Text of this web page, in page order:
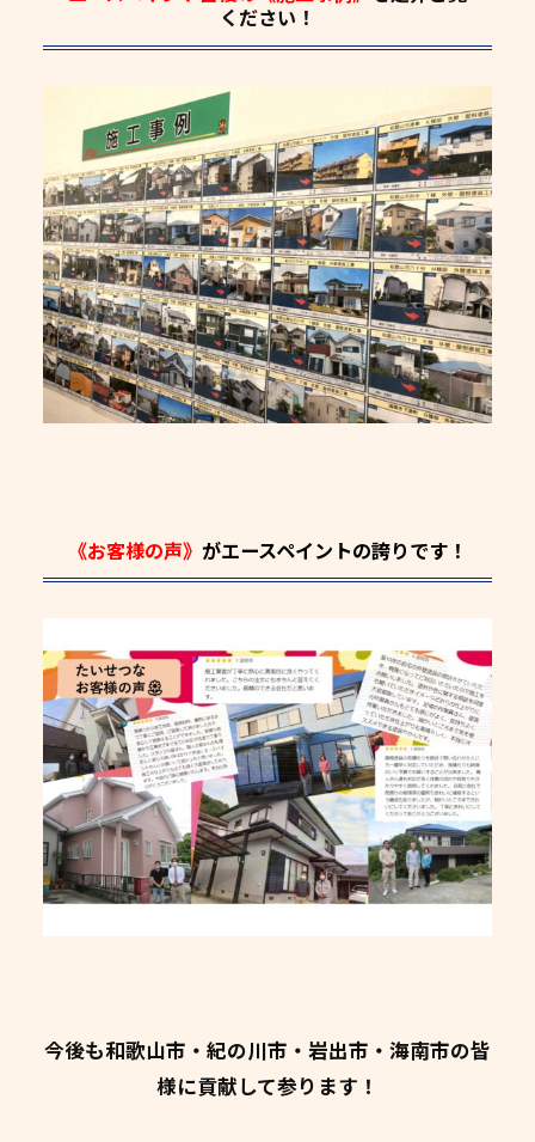
ください！
《お客様の声》 がエースペイントの誇りです！
今後も和歌山市・紀の川市・岩出市・海南市の皆
様に貢献して参ります！